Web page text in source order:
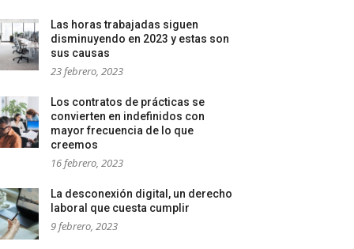
Las horas trabajadas siguen
disminuyendo en 2023 y estas son
sus causas
23 febrero, 2023
Los contratos de prácticas se
convierten en indefinidos con
mayor frecuencia de lo que
creemos
16 febrero, 2023
La desconexión digital, un derecho
laboral que cuesta cumplir
9 febrero, 2023